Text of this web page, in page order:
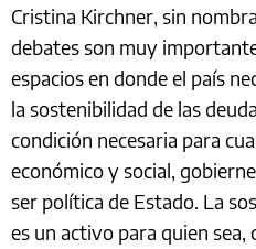
Cristina Kirchner, sin
debates son muy
espacios en donde el país
la sostenibilidad de las
condición necesaria para
económico y social,
ser política de Estado. La
es un activo para quien sea,